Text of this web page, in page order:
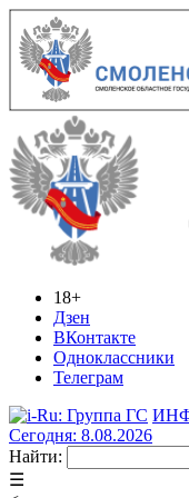
18+
Дзен
ВКонтакте
Одноклассники
Телеграм
Сегодня: 8.08.2026
Найти:
☰